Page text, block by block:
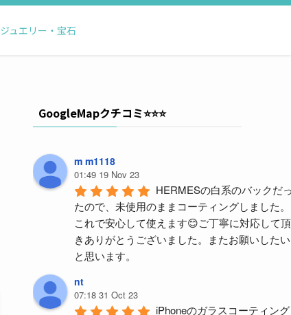
ジュエリー・宝石
GoogleMapクチコミ⭐️⭐️⭐️
m m1118
01:49 19 Nov 23
HERMESの白系のバックだ
たので、未使用のままコーティングしました。
これで安心して使えます😊ご丁寧に対応して頂
きありがとうございました。またお願いしたい
と思います。
nt
07:18 31 Oct 23
iPhoneのガラスコーティング